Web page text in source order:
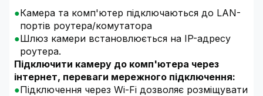
Камера та комп'ютер підключаються до LAN-
портів роутера/комутатора
Шлюз камери встановлюється на IP-адресу
роутера.
Підключити камеру до комп'ютера через
інтернет, переваги мережного підключення:
Підключення через Wi-Fi дозволяє розміщувати